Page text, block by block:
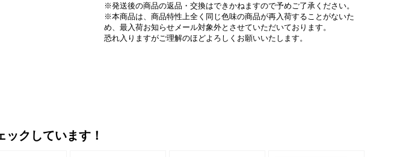
※発送後の商品の返品・交換はできかねますので予めご了承ください。
※本商品は、商品特性上全く同じ色味の商品が再入荷することがないた
め、最入荷お知らせメール対象外とさせていただいております。
恐れ入りますがご理解のほどよろしくお願いいたします。
クしています！